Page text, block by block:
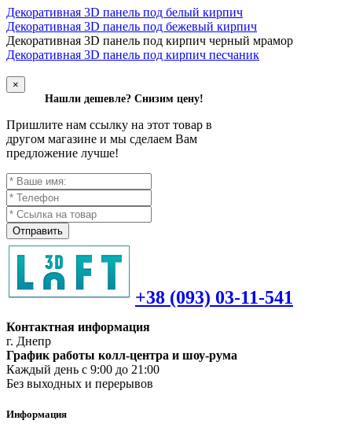
Декоративная 3D панель под белый кирпич
Декоративная 3D панель под бежевый кирпич
Декоративная 3D панель под кирпич черный мрамор
Декоративная 3D панель под кирпич песчаник
×
Нашли дешевле? Снизим цену!
Пришлите нам ссылку на этот товар в
другом магазине и мы сделаем Вам
предложение лучше!
Отправить
+38 (093) 03-11-541
Контактная информация
г. Днепр
График работы колл-центра и шоу-рума
Каждый день с 9:00 до 21:00
Без выходных и перерывов
Информация